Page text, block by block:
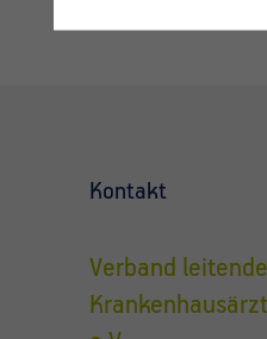
Kontakt
Verband